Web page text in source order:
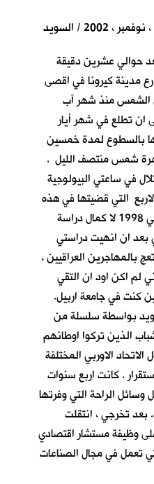
حوالي عشرين دقيقة
مدينة كيرونا في اقصى
الشمس منذ شهر آب
ان تطلع في شهر أيار
بالسطوع لمدة خمسين
شمس منتصف الليل .
في ساعتي البيولوجية
التي قضيتها في هذه
المدينة. حيث قدمت اليها في 1998 لا كمال دراسة
بعد ان انهيت دراستي
بالمهاجرين العراقيين ،
لم اكن اود ان التقي
كنت في جامعة اربيل.
بواسطة سلسلة من
الذين تركوا اوطانهم
الاوربي المختلفة
. كانت اربع سنوات
الراحة التي وفرتها
بعد تخرجي ، انتقلت
وظيفة مستشار اقتصادي
تعمل في مجال الصناعات